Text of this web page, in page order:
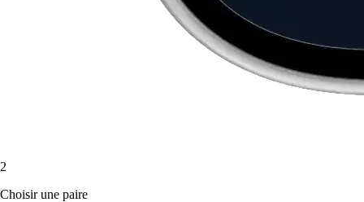
2
Choisir une paire